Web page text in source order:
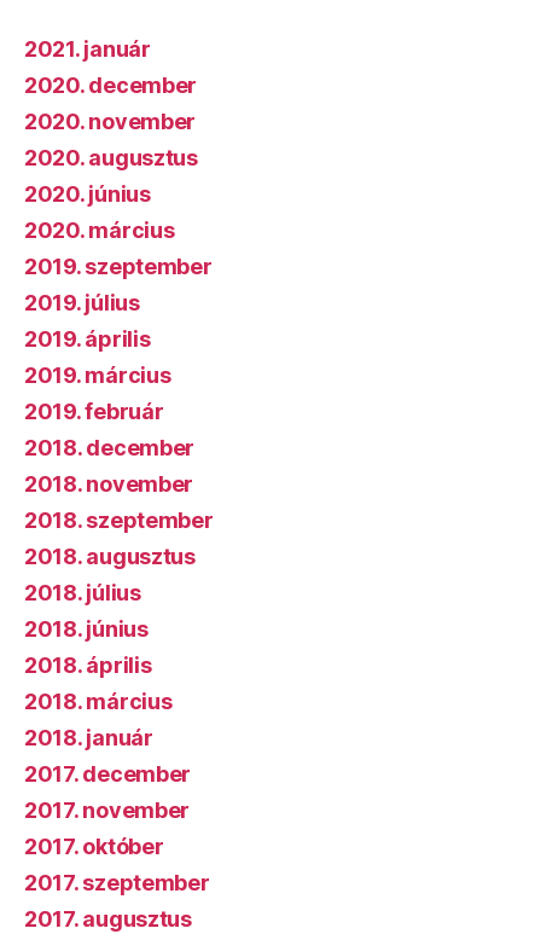
2021. január
2020. december
2020. november
2020. augusztus
2020. június
2020. március
2019. szeptember
2019. július
2019. április
2019. március
2019. február
2018. december
2018. november
2018. szeptember
2018. augusztus
2018. július
2018. június
2018. április
2018. március
2018. január
2017. december
2017. november
2017. október
2017. szeptember
2017. augusztus